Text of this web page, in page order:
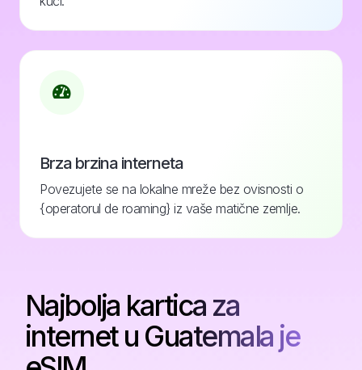
Brza brzina interneta
Povezujete se na lokalne mreže bez ovisnosti o
{operatorul de roaming} iz vaše matične zemlje.
Najbolja kartica za
internet u Guatemala je